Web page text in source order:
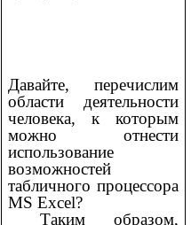
Давайте, перечислим
области деятельности
человека, к которым
можно отнести
использование
возможностей
табличного процессора
MS Excel?
Таким образом,